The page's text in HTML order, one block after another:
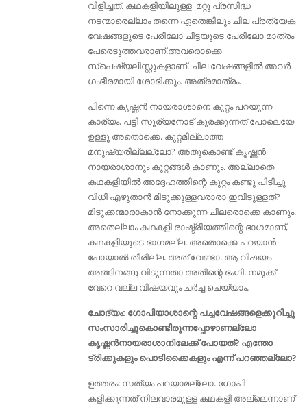
വിളിച്ചത്. കഥകളിയിലുള്ള മറ്റു പ്രസിദ്ധ
നടന്മാരെല്ലാം തന്നെ ഏതെങ്കിലും ചില പ്രത്യേക
വേഷങ്ങളുടെ പേരിലോ ചിട്ടയുടെ പേരിലോ മാത്രം
പേരെടുത്തവരാണ്.അവരൊക്കെ
സ്പെഷ്യലിസ്റ്റുകളാണ്. ചില വേഷങ്ങളിൽ അവർ
ഗംഭീരമായി ശോഭിക്കും. അത്രമാത്രം.
പിന്നെ കൃഷ്ണൻ നായരാശാനെ കുറ്റം പറയുന്ന
കാര്യം. പട്ടി സൂര്യനോട് കുരക്കുന്നത് പോലെയേ
ഉള്ളൂ അതൊക്കെ. കുറ്റമില്ലാത്ത
മനുഷ്യരില്ലല്ലോ? അതുകൊണ്ട് കൃഷ്ണൻ
നായരാശാനും കുറ്റങ്ങൾ കാണും. അല്ലാതെ
കഥകളിയിൽ അദ്ദേഹത്തിന്റെ കുറ്റം കണ്ടു പിടിച്ചു
വിധി എഴുതാൻ മിടുക്കുള്ളവരാരാ ഇവിടുള്ളത്‌?
മിടുക്കന്മാരാകാൻ നോക്കുന്ന ചിലരൊക്കെ കാണും.
അതെല്ലാം കഥകളി രാഷ്ട്രീയത്തിന്റെ ഭാഗമാണ്,
കഥകളിയുടെ ഭാഗമല്ല. അതൊക്കെ പറയാൻ
പോയാൽ തീരില്ല. അത് വേണ്ടാ. ആ വിഷയം
അങ്ങിനങ്ങു വിടുന്നതാ അതിന്റെ ഭംഗി. നമുക്ക്
വേറെ വല്ല വിഷയവും ചർച്ച ചെയ്യാം.
ചോദ്യം: ഗോപിയാശാന്റെ പച്ചവേഷങ്ങളെക്കുറിച്ചു
സംസാരിച്ചുകൊണ്ടിരുന്നപ്പോഴാണല്ലോ
കൃഷ്ണൻനായരാശാനിലേക്ക് പോയത്? എന്തോ
ട്രിക്കുകളും പൊടിക്കൈകളും എന്ന് പറഞ്ഞല്ലോ?
ഉത്തരം: സത്യം പറയാമല്ലോ. ഗോപി
കളിക്കുന്നത് നിലവാരമുള്ള കഥകളി അല്ലെന്നാണ്